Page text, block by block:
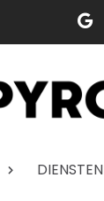
DIENSTEN